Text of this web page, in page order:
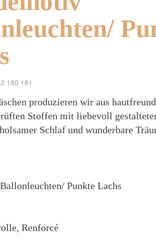
180 181
produzieren wir aus
Stoffen mit liebevoll
Schlaf und wunderbare
Punkte Lachs
Renforcé